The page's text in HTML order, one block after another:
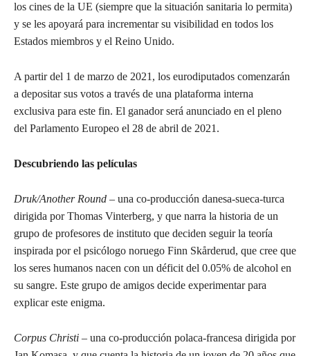
los cines de la UE (siempre que la situación sanitaria lo permita)
y se les apoyará para incrementar su visibilidad en todos los
Estados miembros y el Reino Unido.
A partir del 1 de marzo de 2021, los eurodiputados comenzarán
a depositar sus votos a través de una plataforma interna
exclusiva para este fin. El ganador será anunciado en el pleno
del Parlamento Europeo el 28 de abril de 2021.
Descubriendo las películas
Druk/Another Round – una co-producción danesa-sueca-turca
dirigida por Thomas Vinterberg, y que narra la historia de un
grupo de profesores de instituto que deciden seguir la teoría
inspirada por el psicólogo noruego Finn Skårderud, que cree que
los seres humanos nacen con un déficit del 0.05% de alcohol en
su sangre. Este grupo de amigos decide experimentar para
explicar este enigma.
Corpus Christi – una co-producción polaca-francesa dirigida por